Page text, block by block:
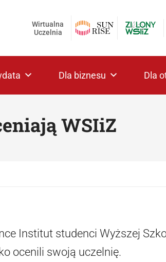
Wirtualna
Uczelnia
Dla biznesu Dla
WSIiZ
Institut studenci Wyższej
ocenili swoją uczelnię.